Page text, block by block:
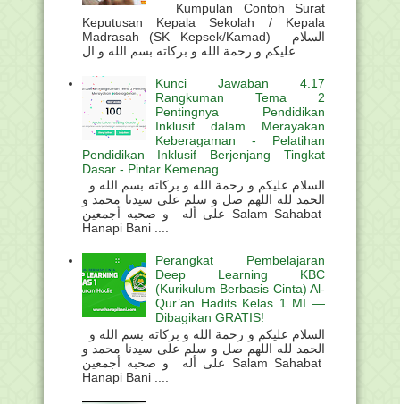
Kumpulan Contoh Surat
Keputusan Kepala Sekolah / Kepala
Madrasah (SK Kepsek/Kamad) السلام
Kunci Jawaban 4.17
Rangkuman Tema 2
Pentingnya Pendidikan
Inklusif dalam Merayakan
Keberagaman - Pelatihan
Pendidikan Inklusif Berjenjang Tingkat
Dasar - Pintar Kemenag
الحمد لله اللهم صل و سلم على سيدنا محمد و
على أله و صحبه أجمعين Salam Sahabat
Hanapi Bani ....
Perangkat Pembelajaran
Deep Learning KBC
(Kurikulum Berbasis Cinta) Al-
Qur’an Hadits Kelas 1 MI —
Dibagikan GRATIS!
الحمد لله اللهم صل و سلم على سيدنا محمد و
على أله و صحبه أجمعين Salam Sahabat
Hanapi Bani ....